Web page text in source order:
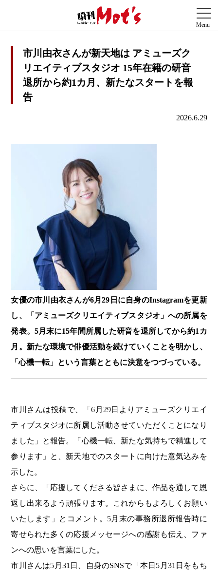
市川由衣さんが新天地は アミューズク
リエイティブスタジオ 15年在籍の研音
退所から約1カ月、新たなスタートを報
告
2026.6.29
女優の市川由衣さんが6月29日に自身のInstagramを更新
し、「アミューズクリエイティブスタジオ」への所属を
発表。5月末に15年間所属した研音を退所してから約1カ
月。新たな環境で俳優活動を続けていくことを明かし、
「心機一転」という言葉とともに決意をつづっている。
市川さんは投稿で、「6月29日よりアミューズクリエイ
ティブスタジオに所属し活動させていただくことになり
ました」と報告。「心機一転、新たな気持ちで精進して
参ります」と、新天地でのスタートに向けた意気込みを
示した。
さらに、「応援してくださる皆さまに、作品を通して恩
返し出来るよう頑張ります。これからもよろしくお願い
いたします」とコメント。5月末の事務所退所報告時に
寄せられた多くの応援メッセージへの感謝も伝え、ファ
ンへの思いを言葉にした。
市川さんは5月31日、自身のSNSで「本日5月31日をもち